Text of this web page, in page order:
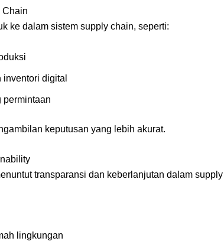
Chain
ke dalam sistem supply chain, seperti:
inventori digital
permintaan
keputusan yang lebih akurat.
transparansi dan keberlanjutan dalam
lingkungan